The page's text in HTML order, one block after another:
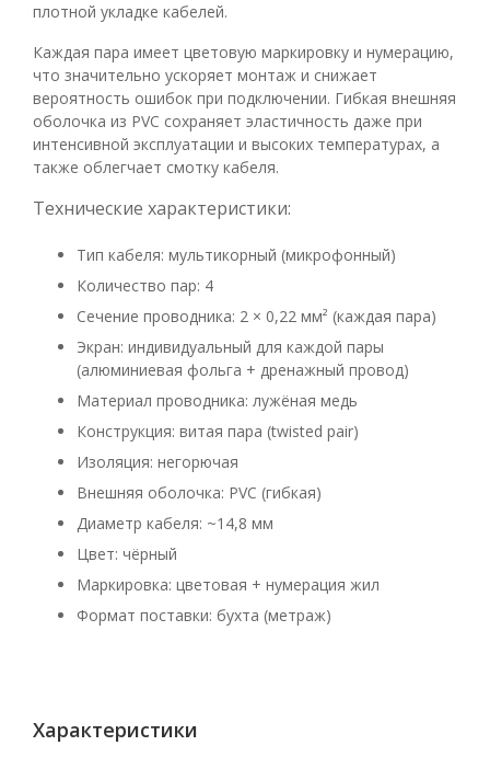
плотной укладке кабелей.
Каждая пара имеет цветовую маркировку и нумерацию,
что значительно ускоряет монтаж и снижает
вероятность ошибок при подключении. Гибкая внешняя
оболочка из PVC сохраняет эластичность даже при
интенсивной эксплуатации и высоких температурах, а
также облегчает смотку кабеля.
Технические характеристики:
Тип кабеля: мультикорный (микрофонный)
Количество пар: 4
Сечение проводника: 2 × 0,22 мм² (каждая пара)
Экран: индивидуальный для каждой пары
(алюминиевая фольга + дренажный провод)
Материал проводника: лужёная медь
Конструкция: витая пара (twisted pair)
Изоляция: негорючая
Внешняя оболочка: PVC (гибкая)
Диаметр кабеля: ~14,8 мм
Цвет: чёрный
Маркировка: цветовая + нумерация жил
Формат поставки: бухта (метраж)
Характеристики